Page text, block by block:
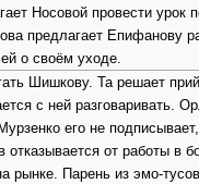
Носовой провести урок
предлагает Епифанову
о своём уходе.
Шишкову. Та решает
с ней разговаривать.
его не
отказывается от работы в
рынке. Парень из эмо-